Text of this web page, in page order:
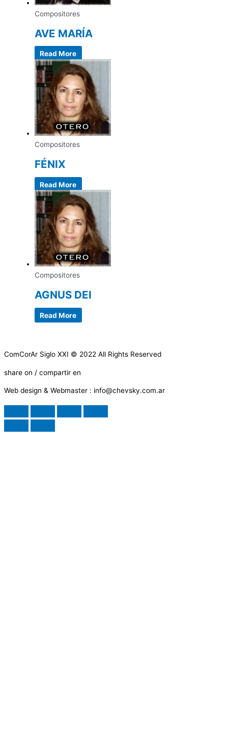
Compositores
AVE MARÍA
Read More
Compositores
FÉNIX
Read More
Compositores
AGNUS DEI
Read More
ComCorAr Siglo XXI © 2022 All Rights Reserved
share on / compartir en
Web design & Webmaster : info@chevsky.com.ar